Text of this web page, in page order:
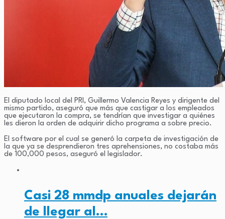
El diputado local del PRI, Guillermo Valencia Reyes y dirigente del
mismo partido, aseguró que más que castigar a los empleados
que ejecutaron la compra, se tendrían que investigar a quiénes
les dieron la orden de adquirir dicho programa a sobre precio.
El software por el cual se generó la carpeta de investigación de
la que ya se desprendieron tres aprehensiones, no costaba más
de 100,000 pesos, aseguró el legislador.
Casi 28 mmdp anuales dejarán
de llegar al…